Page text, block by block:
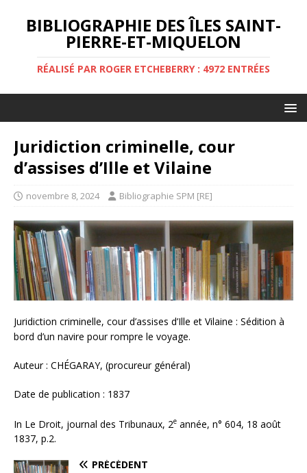
BIBLIOGRAPHIE DES ÎLES SAINT-
PIERRE-ET-MIQUELON
RÉALISÉ PAR ROGER ETCHEBERRY : 4972 ENTRÉES
Juridiction criminelle, cour
d’assises d’Ille et Vilaine
novembre 8, 2024 Bibliographie SPM [RE]
Juridiction criminelle, cour d’assises d’Ille et Vilaine : Sédition à
bord d’un navire pour rompre le voyage.
Auteur : CHÉGARAY, (procureur général)
Date de publication : 1837
In Le Droit, journal des Tribunaux, 2e année, n° 604, 18 août
1837, p.2.
PRÉCÉDENT